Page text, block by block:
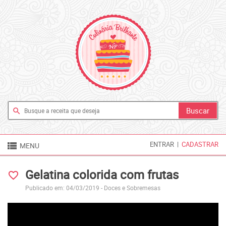
search
 MENU ENTRAR | CADASTRAR
favorite_border Gelatina colorida com frutas
Publicado em: 04/03/2019 - Doces e Sobremesas